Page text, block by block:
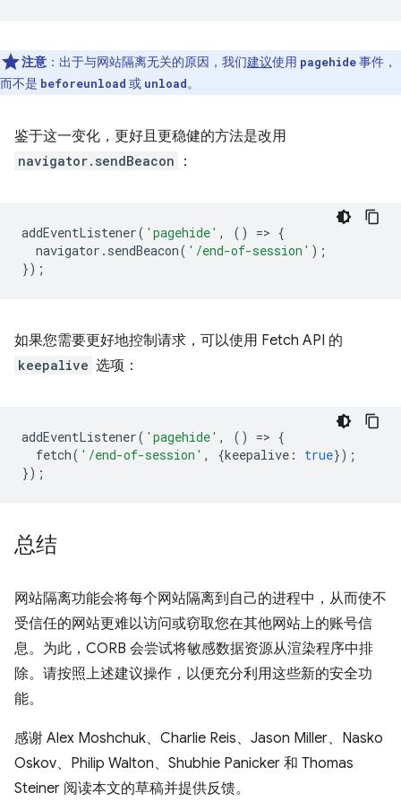
注意 ：出于与网站隔离无关的原因，我们建议使用 pagehide事件，
而不是 beforeunload 或 unload。
鉴于这一变化，更好且更稳健的方法是改用
navigator.sendBeacon ：
addEventListener( 'pagehide' , () => {
navigator . sendBeacon( '/end-of-session' );
});
如果您需要更好地控制请求，可以使用 Fetch API 的
keepalive 选项：
addEventListener( 'pagehide' , () => {
fetch( '/end-of-session' , {keepalive : true});
});
总结
网站隔离功能会将每个网站隔离到自己的进程中，从而使不
受信任的网站更难以访问或窃取您在其他网站上的账号信
息。为此，CORB 会尝试将敏感数据资源从渲染程序中排
除。请按照上述建议操作，以便充分利用这些新的安全功
能。
感谢 Alex Moshchuk、Charlie Reis、Jason Miller、Nasko
Oskov、Philip Walton、Shubhie Panicker 和 Thomas
Steiner 阅读本文的草稿并提供反馈。